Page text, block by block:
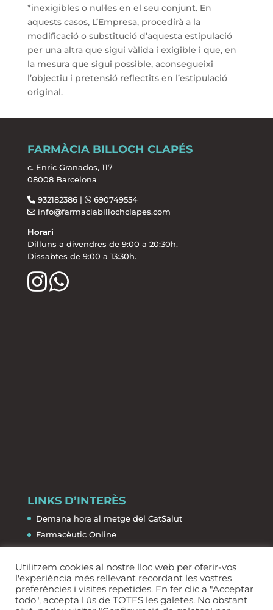
*inexigibles o nul·les en el seu conjunt. En
aquests casos, L’Empresa, procedirà a la
modificació o substitució d’aquesta estipulació
per una altra que sigui vàlida i exigible i que, en
la mesura que sigui possible, aconsegueixi
l’objectiu i pretensió reflectits en l’estipulació
original.
FARMÀCIA BILLOCH CLAPÉS
c. Enric Granados, 117
08008 Barcelona
932182386 |
690749554
info@farmaciabillochclapes.com
Horari
Dilluns a divendres de 9:00 a 20:30h.
Dissabtes de 9:00 a 13:30h.
LINKS D’INTERÈS
Demana hora al metge del CatSalut
Farmacèutic Online
Farmàcies de Guàrdia
Utilitzem cookies al nostre lloc web per oferir-vos
l'experiència més rellevant recordant les vostres
preferències i visites repetides. En fer clic a "Acceptar
todo", accepta l'ús de TOTES les galetes. No obstant